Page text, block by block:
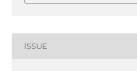
ISSUE